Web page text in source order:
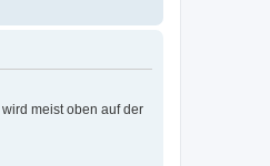
meist oben auf der